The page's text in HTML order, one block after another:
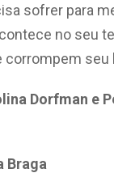
sofrer para
no seu
corrompem seu
Dorfman e
Braga